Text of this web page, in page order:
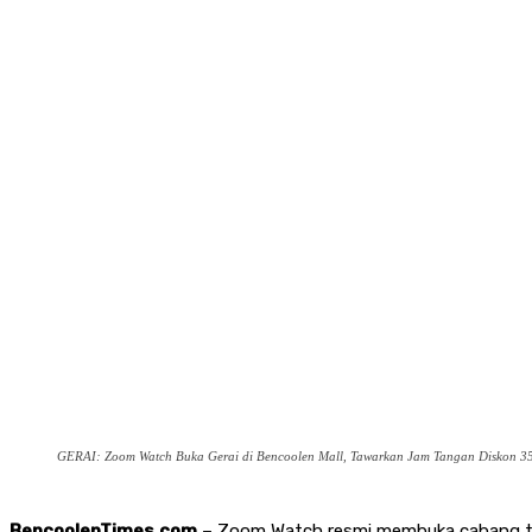
GERAI: Zoom Watch Buka Gerai di Bencoolen Mall, Tawarkan Jam Tangan Diskon 35